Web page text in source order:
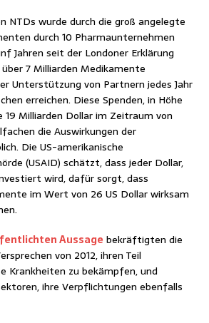
NTDs wurde durch die groß angelegte
durch 10 Pharmaunternehmen
Jahren seit der Londoner Erklärung
7 Milliarden Medikamente
Unterstützung von Partnern jedes Jahr
erreichen. Diese Spenden, in Höhe
19 Milliarden Dollar im Zeitraum von
die Auswirkungen der
Die US-amerikanische
(USAID) schätzt, dass jeder Dollar,
wird, dafür sorgt, dass
im Wert von 26 US Dollar wirksam
Aussage bekräftigten die
von 2012, ihren Teil
Krankheiten zu bekämpfen, und
ihre Verpflichtungen ebenfalls